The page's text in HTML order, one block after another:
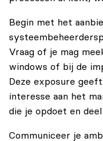
Begin met het
Vraag of je mag
windows of bij de
Deze exposure
interesse aan het
die je opdoet en
Communiceer je